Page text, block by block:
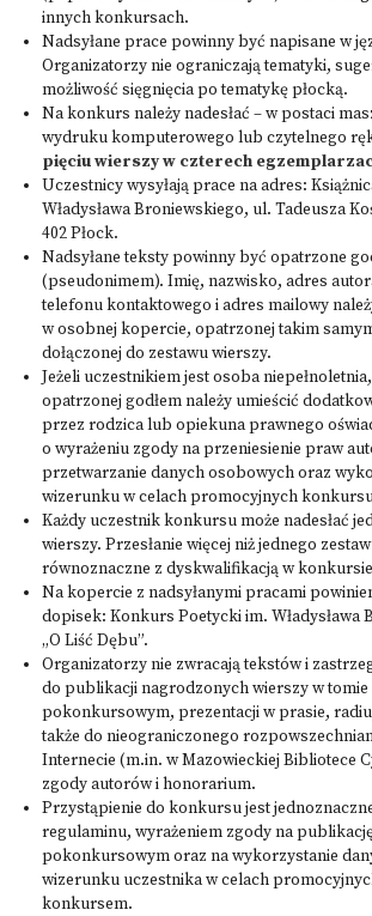
innych konkursach.
Nadsyłane prace powinny być napisane w
Organizatorzy nie ograniczają tematyki,
możliwość sięgnięcia po tematykę płocką.
Na konkurs należy nadesłać – w postaci
wydruku komputerowego lub czytelnego
pięciu wierszy w czterech
Uczestnicy wysyłają prace na adres:
Władysława Broniewskiego, ul. Tadeusza
402 Płock.
Nadsyłane teksty powinny być opatrzone
(pseudonimem). Imię, nazwisko, adres
telefonu kontaktowego i adres mailowy
w osobnej kopercie, opatrzonej takim
dołączonej do zestawu wierszy.
Jeżeli uczestnikiem jest osoba
opatrzonej godłem należy umieścić
przez rodzica lub opiekuna prawnego
o wyrażeniu zgody na przeniesienie praw
przetwarzanie danych osobowych oraz
wizerunku w celach promocyjnych
Każdy uczestnik konkursu może nadesłać
wierszy. Przesłanie więcej niż jednego
równoznaczne z dyskwalifikacją w
Na kopercie z nadsyłanymi pracami
dopisek: Konkurs Poetycki im. Władysława
„O Liść Dębu”.
Organizatorzy nie zwracają tekstów i
do publikacji nagrodzonych wierszy w tomie
pokonkursowym, prezentacji w prasie,
także do nieograniczonego
Internecie (m.in. w Mazowieckiej Bibliotece
zgody autorów i honorarium.
Przystąpienie do konkursu jest
regulaminu, wyrażeniem zgody na
pokonkursowym oraz na wykorzystanie
wizerunku uczestnika w celach
konkursem.